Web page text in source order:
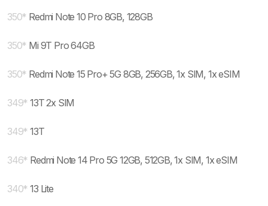
350* Redmi Note 10 Pro 8GB, 128GB
350* Mi 9T Pro 64GB
350* Redmi Note 15 Pro+ 5G 8GB, 256GB, 1x SIM, 1x eSIM
349* 13T 2x SIM
349* 13T
346* Redmi Note 14 Pro 5G 12GB, 512GB, 1x SIM, 1x eSIM
340* 13 Lite